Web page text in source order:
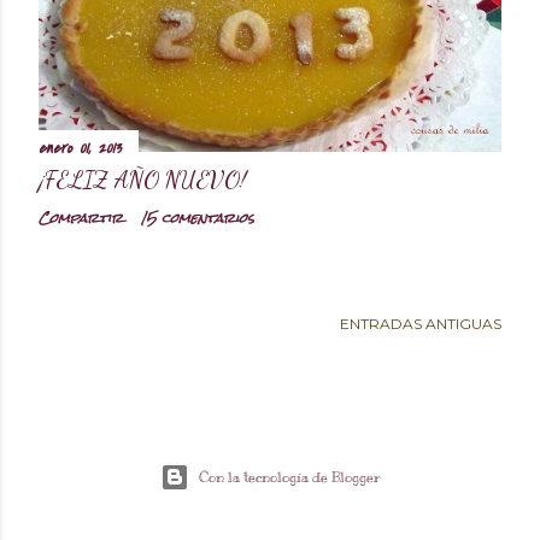
d
a
s
enero 01, 2013
¡FELIZ AÑO NUEVO!
Compartir
15 comentarios
ENTRADAS ANTIGUAS
Con la tecnología de Blogger